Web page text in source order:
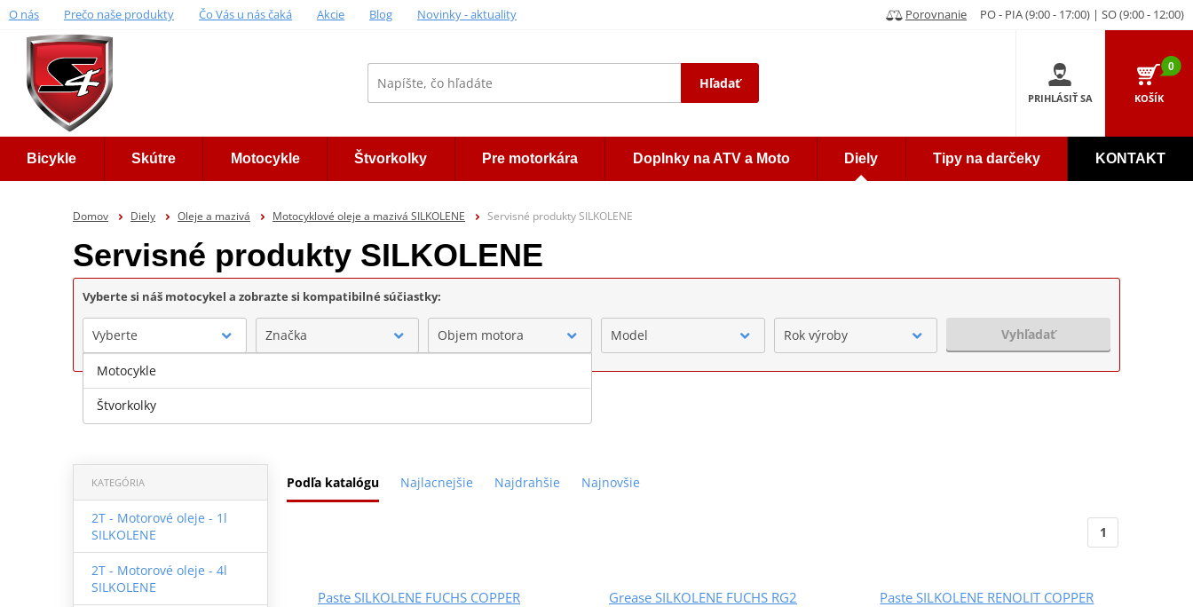
O nás Prečo naše produkty Čo Vás u nás čaká Akcie Blog Novinky - aktuality Porovnanie PO - PIA (9:00 - 17:00) | SO (9:00 - 12:00)
Hľadať
PRIHLÁSIŤ SA
0
KOŠÍK
Bicykle Skútre Motocykle Štvorkolky Pre motorkára Doplnky na ATV a Moto Diely Tipy na darčeky KONTAKT
Domov Diely Oleje a mazivá Motocyklové oleje a mazivá SILKOLENE Servisné produkty SILKOLENE
Servisné produkty SILKOLENE
Vyberte si náš motocykel a zobrazte si kompatibilné súčiastky:
Vyberte Značka Objem motora Model Rok výroby Vyhľadať
Podľa katalógu Najlacnejšie Najdrahšie Najnovšie
KATEGÓRIA
2T - Motorové oleje - 1l
SILKOLENE
2T - Motorové oleje - 4l
SILKOLENE
1
Paste SILKOLENE FUCHS COPPER
Grease SILKOLENE FUCHS RG2
Paste SILKOLENE RENOLIT COPPER
Motocykle
Štvorkolky